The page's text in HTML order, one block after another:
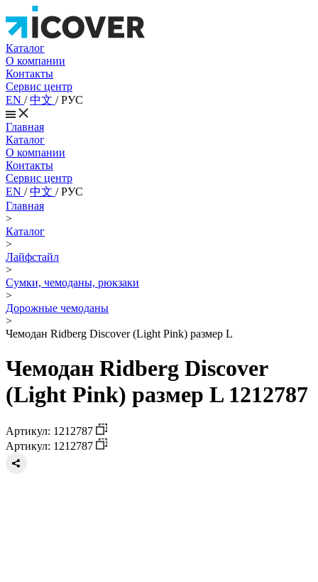
Каталог
О компании
Контакты
Сервис центр
EN /中文 /РУС
Главная
Каталог
О компании
Контакты
Сервис центр
EN /中文 /РУС
Главная
>
Каталог
>
Лайфстайл
>
Сумки, чемоданы, рюкзаки
>
Дорожные чемоданы
>
Чемодан Ridberg Discover (Light Pink) размер L
Чемодан Ridberg Discover
(Light Pink) размер L 1212787
Артикул: 1212787
Артикул: 1212787